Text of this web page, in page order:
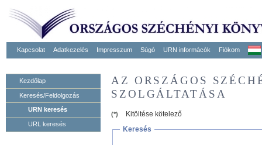
Kapcsolat Adatkezelés Impresszum Súgó URN informácók Fiókom
Kezdőlap
Keresés/Feldolgozás
URN keresés
URL keresés
AZ ORSZÁGOS
SZOLGÁLTATÁSA
(*)
Kitöltése kötelező
Keresés